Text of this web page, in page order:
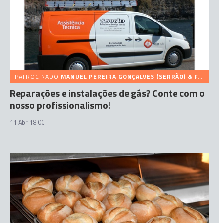
PATROCINADO MANUEL PEREIRA GONÇALVES (SERRÃO) & FILHOS
Reparações e instalações de gás? Conte com o
nosso profissionalismo!
11 Abr 18:00